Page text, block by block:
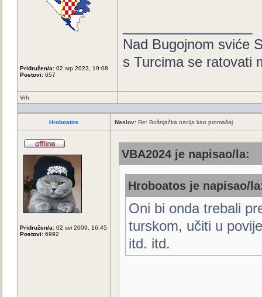
Pridružen/a: 02 srp 2023, 19:08
Postovi: 657
Nad Bugojnom sviće
s Turcima se ratovati
Vrh
Hroboatos Naslov: Re: Bošnjačka nacija kao promašaj
Pridružen/a: 02 svi 2009, 16:45
Postovi: 6992
VBA2024 je napisao/la:
Hroboatos je napisao/
Oni bi onda trebali
turskom, učiti u
itd. itd.